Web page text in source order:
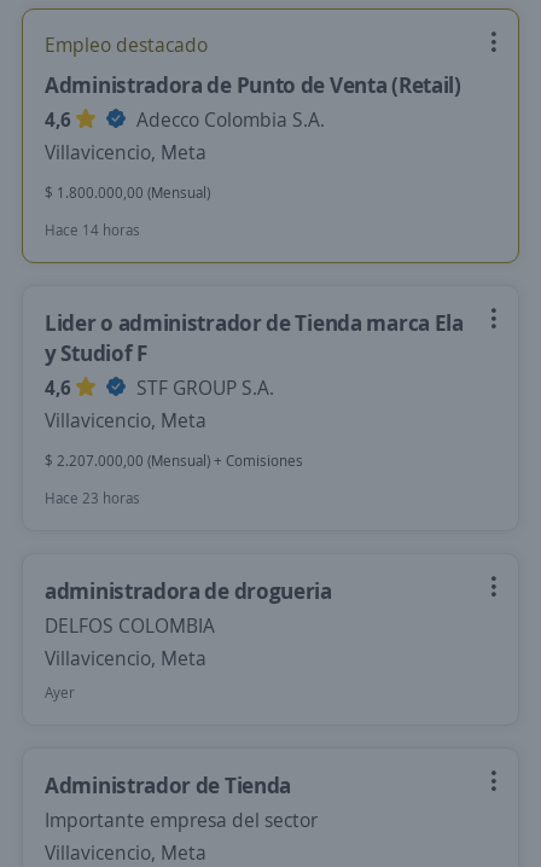
Empleo destacado
Administradora de Punto de Venta (Retail)
4,6
Adecco Colombia S.A.
Villavicencio, Meta
$ 1.800.000,00 (Mensual)
Hace 14 horas
Lider o administrador de Tienda marca Ela
y Studiof F
4,6
STF GROUP S.A.
Villavicencio, Meta
$ 2.207.000,00 (Mensual) + Comisiones
Hace 23 horas
administradora de drogueria
DELFOS COLOMBIA
Villavicencio, Meta
Ayer
Administrador de Tienda
Importante empresa del sector
Villavicencio, Meta